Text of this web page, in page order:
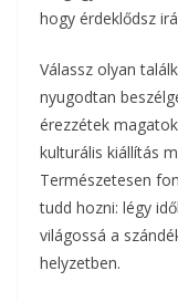
hogy érdeklődsz
Válassz olyan
nyugodtan
érezzétek
kulturális kiállítás
Természetesen
tudd hozni: légy
világossá a
helyzetben.